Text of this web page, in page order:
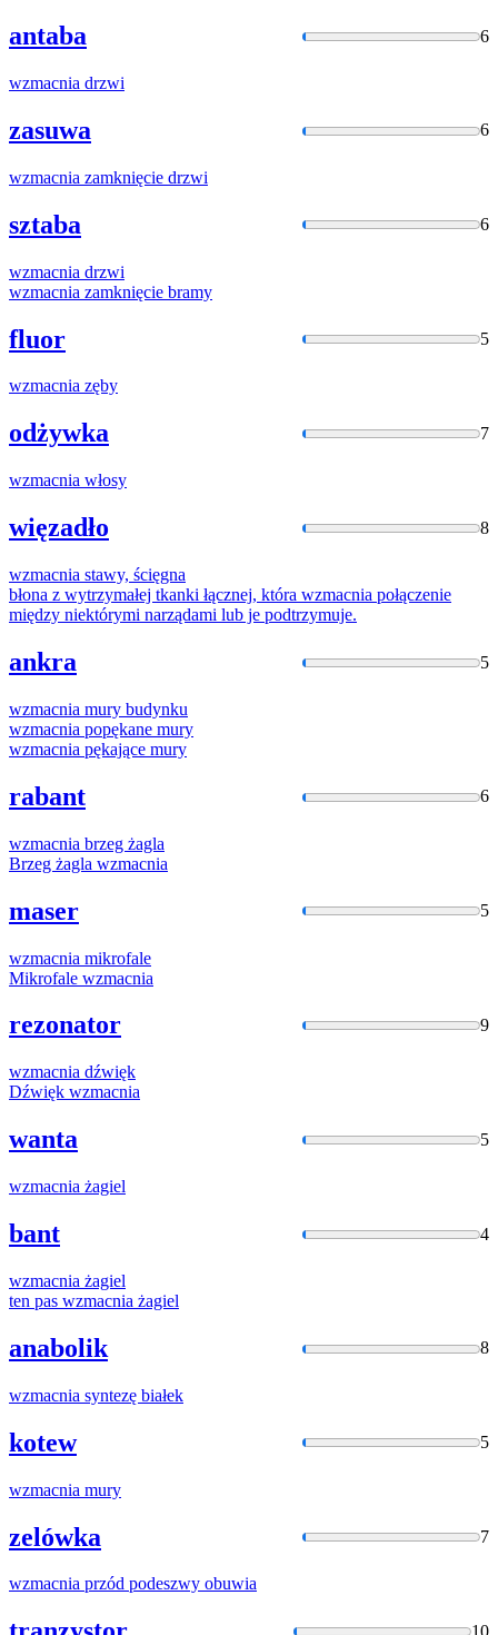
antaba 6
wzmacnia drzwi
zasuwa 6
wzmacnia zamknięcie drzwi
sztaba 6
wzmacnia drzwi
wzmacnia zamknięcie bramy
fluor 5
wzmacnia zęby
odżywka 7
wzmacnia włosy
więzadło 8
wzmacnia stawy, ścięgna
błona z wytrzymałej tkanki łącznej, która wzmacnia połączenie
między niektórymi narządami lub je podtrzymuje.
ankra 5
wzmacnia mury budynku
wzmacnia popękane mury
wzmacnia pękające mury
rabant 6
wzmacnia brzeg żagla
Brzeg żagla wzmacnia
maser 5
wzmacnia mikrofale
Mikrofale wzmacnia
rezonator 9
wzmacnia dźwięk
Dźwięk wzmacnia
wanta 5
wzmacnia żagiel
bant 4
wzmacnia żagiel
ten pas wzmacnia żagiel
anabolik 8
wzmacnia syntezę białek
kotew 5
wzmacnia mury
zelówka 7
wzmacnia przód podeszwy obuwia
10